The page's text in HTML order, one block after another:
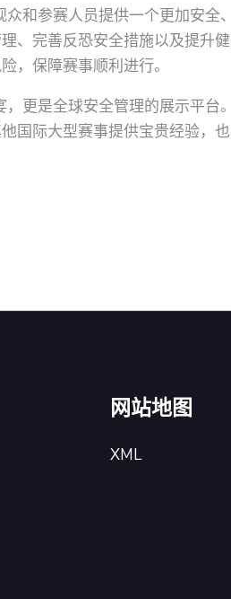
和参赛人员提供一个更加安全、
、完善反恐安全措施以及提升健
，保障赛事顺利进行。
更是全球安全管理的展示平台。
国际大型赛事提供宝贵经验，也
网站地图
XML